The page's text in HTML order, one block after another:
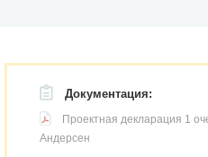
Документация:
Проектная декларация 1
Андерсен